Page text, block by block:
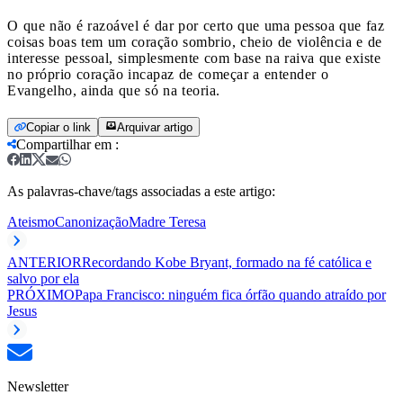
O que não é razoável é dar por certo que uma pessoa que faz
coisas boas tem um coração sombrio, cheio de violência e de
interesse pessoal, simplesmente com base na raiva que existe
no próprio coração incapaz de começar a entender o
Evangelho, ainda que só na teoria.
Copiar o link Arquivar artigo
Compartilhar em :
As palavras-chave/tags associadas a este artigo:
AteismoCanonizaçãoMadre Teresa
ANTERIORRecordando Kobe Bryant, formado na fé católica e
salvo por ela
PRÓXIMOPapa Francisco: ninguém fica órfão quando atraído por
Jesus
Newsletter